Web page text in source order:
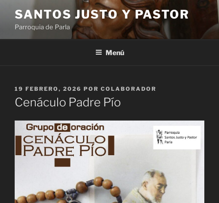
contenido
SANTOS JUSTO Y PASTOR
Parroquia de Parla
Menú
PUBLICADO
EL
19 FEBRERO, 2026 POR COLABORADOR
Cenáculo Padre Pío